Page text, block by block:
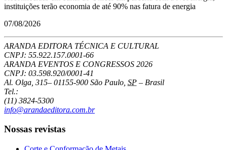
instituições terão economia de até 90% nas fatura de energia
07/08/2026
ARANDA EDITORA TÉCNICA E CULTURAL
CNPJ: 55.922.157.0001-66
ARANDA EVENTOS E CONGRESSOS 2026
CNPJ: 03.598.920/0001-41
Al. Olga, 315– 01155-900 São Paulo SP – Brasil
Tel.:
(11) 3824-5300
info@arandaeditora.com.br
Nossas revistas